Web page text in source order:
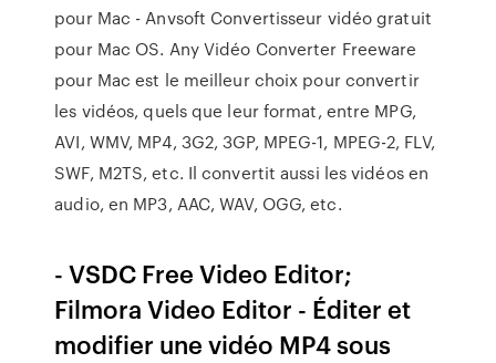
pour Mac - Anvsoft Convertisseur vidéo gratuit
pour Mac OS. Any Vidéo Converter Freeware
pour Mac est le meilleur choix pour convertir
les vidéos, quels que leur format, entre MPG,
AVI, WMV, MP4, 3G2, 3GP, MPEG-1, MPEG-2, FLV,
SWF, M2TS, etc. Il convertit aussi les vidéos en
audio, en MP3, AAC, WAV, OGG, etc.
- VSDC Free Video Editor;
Filmora Video Editor - Éditer et
modifier une vidéo MP4 sous